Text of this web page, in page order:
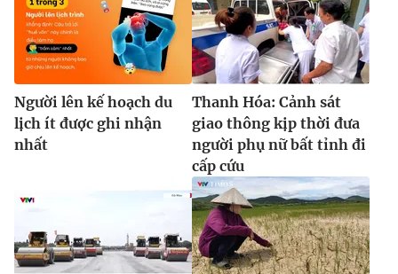
Người lên kế hoạch du
lịch ít được ghi nhận
nhất
Thanh Hóa: Cảnh sát
giao thông kịp thời đưa
người phụ nữ bất tỉnh đi
cấp cứu